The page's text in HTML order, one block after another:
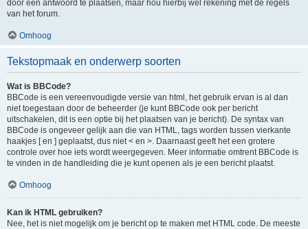
door een antwoord te plaatsen, maar hou hierbij wel rekening met de regels
van het forum.
Omhoog
Tekstopmaak en onderwerp soorten
Wat is BBCode?
BBCode is een vereenvoudigde versie van html, het gebruik ervan is al dan
niet toegestaan door de beheerder (je kunt BBCode ook per bericht
uitschakelen, dit is een optie bij het plaatsen van je bericht). De syntax van
BBCode is ongeveer gelijk aan die van HTML, tags worden tussen vierkante
haakjes [ en ] geplaatst, dus niet < en >. Daarnaast geeft het een grotere
controle over hoe iets wordt weergegeven. Meer informatie omtrent BBCode is
te vinden in de handleiding die je kunt openen als je een bericht plaatst.
Omhoog
Kan ik HTML gebruiken?
Nee, het is niet mogelijk om je bericht op te maken met HTML code. De meeste